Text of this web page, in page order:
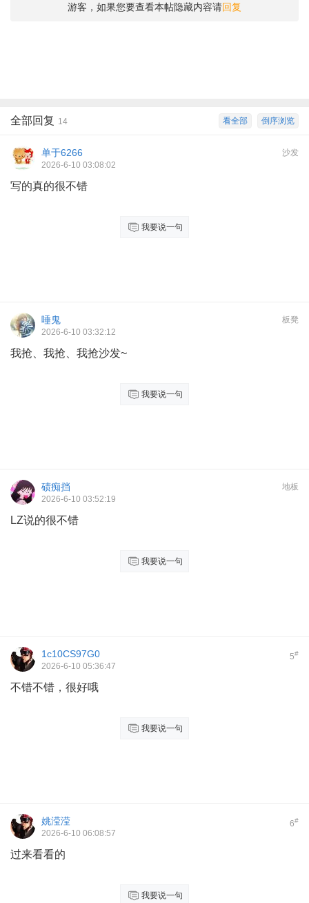
游客，如果您要查看本帖隐藏内容请回复
倒序浏览
看全部
全部回复 14
沙发
单于6266
2026-6-10 03:08:02
写的真的很不错
我要说一句
板凳
唾鬼
2026-6-10 03:32:12
我抢、我抢、我抢沙发~
我要说一句
地板
碛痴挡
2026-6-10 03:52:19
LZ说的很不错
我要说一句
5#
1c10CS97G0
2026-6-10 05:36:47
不错不错，很好哦
我要说一句
6#
姚滢滢
2026-6-10 06:08:57
过来看看的
我要说一句